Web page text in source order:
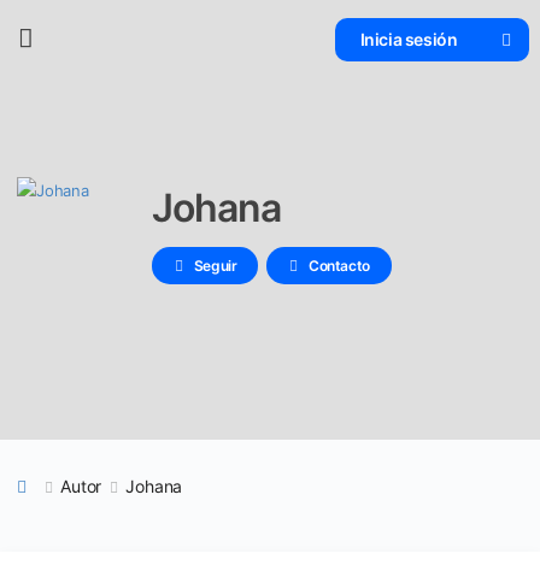
Inicia sesión
Johana
Seguir Contacto
Autor Johana